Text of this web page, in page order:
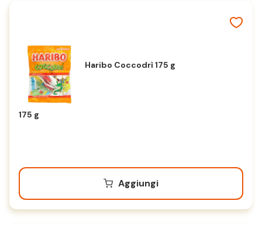
Haribo Coccodrì 175 g
175 g
Aggiungi